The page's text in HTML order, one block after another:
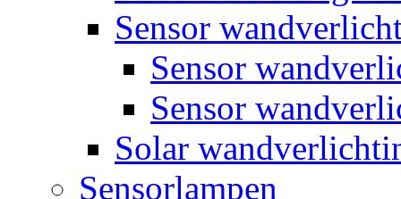
Sensor
Sensor
Sensor
Solar
Sensorlampen